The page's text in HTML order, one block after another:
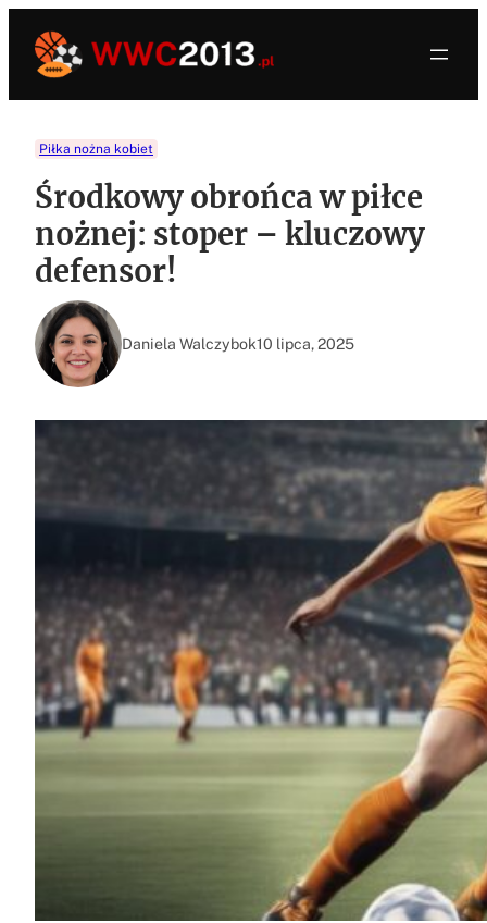
treści
Piłka nożna kobiet
Środkowy obrońca w piłce
nożnej: stoper – kluczowy
defensor!
Daniela Walczybok10 lipca, 2025